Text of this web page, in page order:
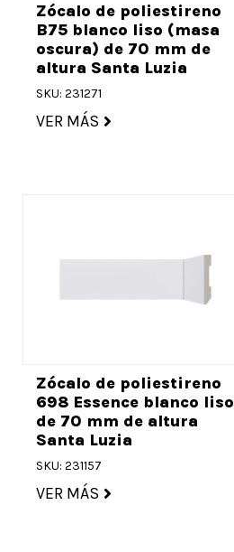
Zócalo de poliestireno
B75 blanco liso (masa
oscura) de 70 mm de
altura Santa Luzia
SKU: 231271
VER MÁS
Zócalo de poliestireno
698 Essence blanco liso
de 70 mm de altura
Santa Luzia
SKU: 231157
VER MÁS